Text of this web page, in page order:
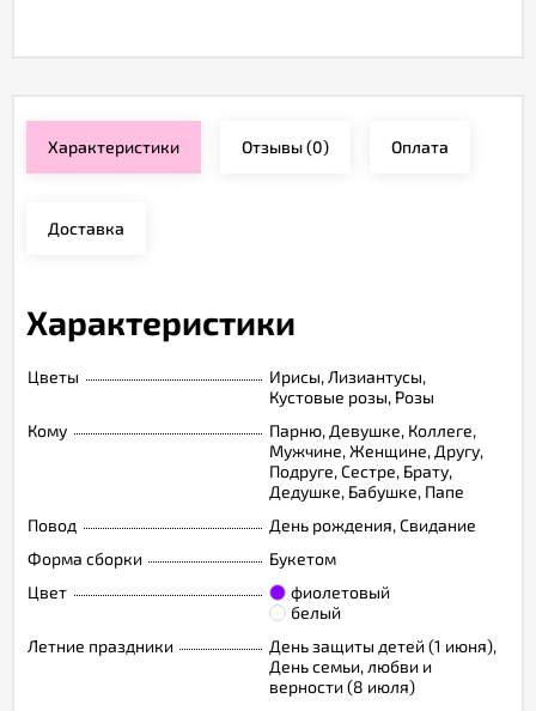
Характеристики Отзывы(0) Оплата
Доставка
Характеристики
Цветы
Ирисы, Лизиантусы,
Кустовые розы, Розы
Кому
Парню, Девушке, Коллеге,
Мужчине, Женщине, Другу,
Подруге, Сестре, Брату,
Дедушке, Бабушке, Папе
Повод
День рождения, Свидание
Форма сборки
Букетом
Цвет
фиолетовый
белый
Летние праздники
День защиты детей (1 июня),
День семьи, любви и
верности (8 июля)